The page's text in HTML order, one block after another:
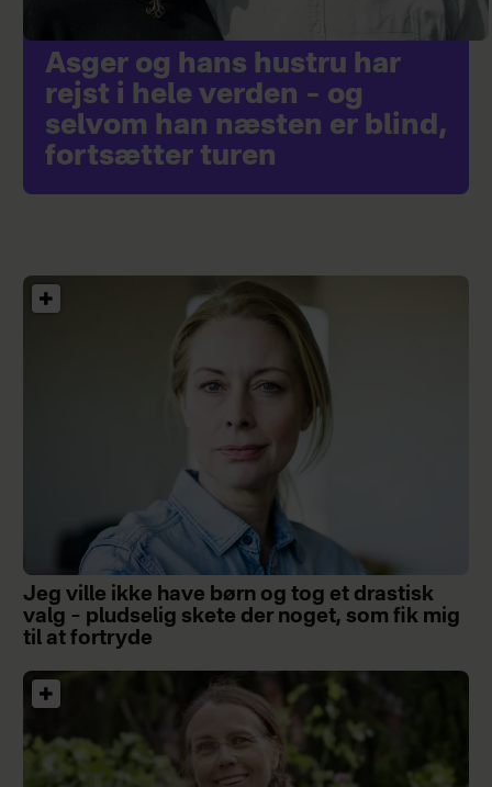
Asger og hans hustru har
rejst i hele verden – og
selvom han næsten er blind,
fortsætter turen
Jeg ville ikke have børn og tog et drastisk
valg – pludselig skete der noget, som fik mig
til at fortryde